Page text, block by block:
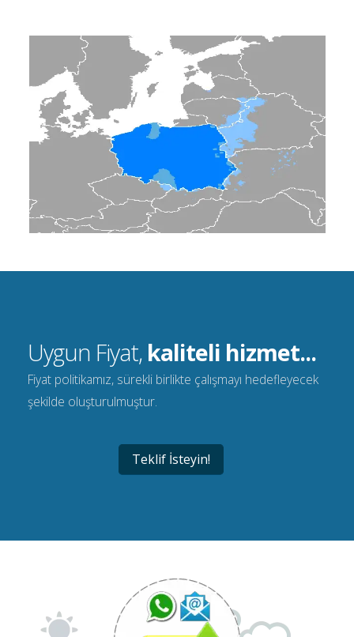
Uygun Fiyat, kaliteli hizmet...
Fiyat politikamız, sürekli birlikte çalışmayı hedefleyecek
şekilde oluşturulmuştur.
Teklif İsteyin!